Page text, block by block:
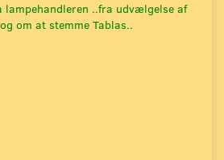
lampehandleren ..fra udvælgelse af
om at stemme Tablas..